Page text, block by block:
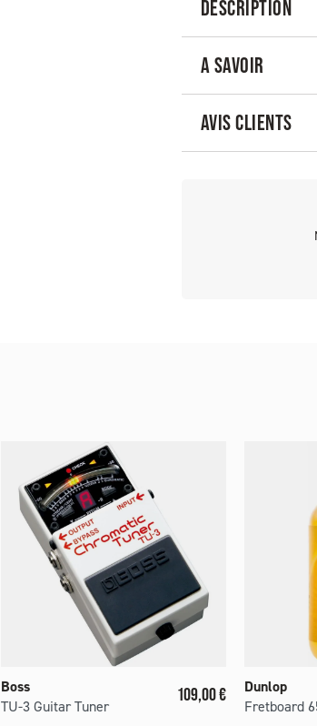
DESCRIPTION
A SAVOIR
AVIS CLIENTS
Boss
TU-3 Guitar Tuner
Prix
109,00 €
Dunlop
Fretboard